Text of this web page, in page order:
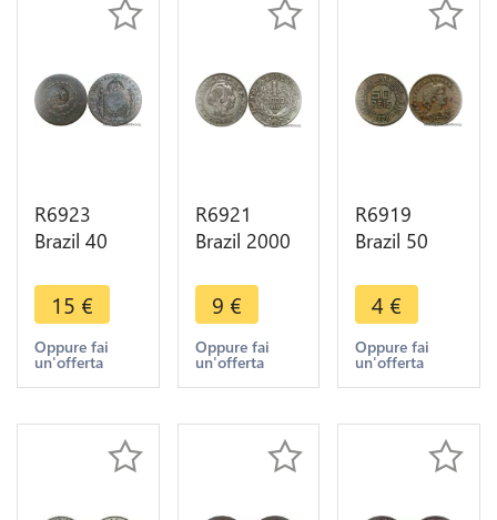
R6923
Brazil 40
Countermarked
80 Réis
Pedro I
1829 R Rio
M offer
15 €
Oppure fai
un'offerta
R6921
Brazil 2000
Silver ->
Make offer
9 €
Oppure fai
un'offerta
R6919
Brazil 50
> Make
offer
4 €
Oppure fai
un'offerta